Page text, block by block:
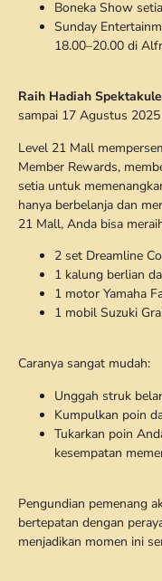
Boneka Show
Sunday
18.00–20.00 di
Raih Hadiah
sampai 17 Agustus 2025
Level 21 Mall
Member Rewards,
setia untuk
hanya berbelanja dan
21 Mall, Anda bisa
2 set Dreamline
1 kalung berlian
1 motor Yamaha
1 mobil Suzuki
Caranya sangat mudah:
Unggah struk
Kumpulkan poin
Tukarkan poin
kesempatan
Pengundian pemenang
bertepatan dengan
menjadikan momen ini